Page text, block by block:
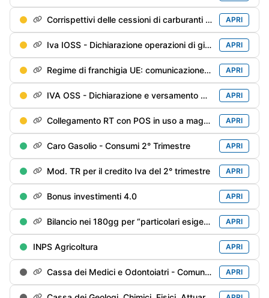
Corrispettivi delle cessioni di carburanti di giugno / 2° trimestre - Trasmissione alle Dogane APRI
Iva IOSS - Dichiarazione operazioni di giugno APRI
Regime di franchigia UE: comunicazione del 2° trimestre APRI
IVA OSS - Dichiarazione e versamento del 2° trimestre APRI
Collegamento RT con POS in uso a maggio APRI
Caro Gasolio - Consumi 2° Trimestre APRI
Mod. TR per il credito Iva del 2° trimestre APRI
Bonus investimenti 4.0 APRI
Bilancio nei 180gg per “particolari esigenze” APRI
INPS Agricoltura APRI
Cassa dei Medici e Odontoiatri - Comunicazione annuale APRI